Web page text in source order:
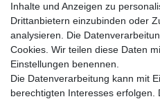
Inhalte und Anzeigen zu
Drittanbietern einzubinden oder
analysieren. Die
Cookies. Wir teilen diese Daten
Einstellungen benennen.
Die Datenverarbeitung kann mit
berechtigten Interesses erfolgen.
Service
Zahlungarten
Versandkosten
Batterierücknahmeverordnung
Kostenloser Newsletter